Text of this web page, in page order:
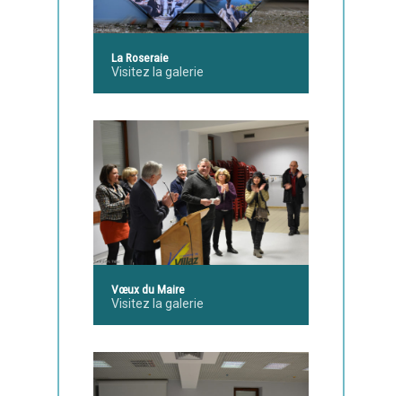
La Roseraie
Visitez la galerie
Vœux du Maire
Visitez la galerie